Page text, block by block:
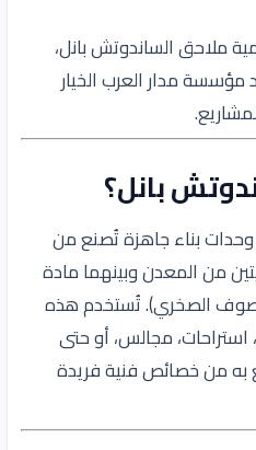
ملاحق الساندوتش بانل،
مؤسسة مدار العرب الخيار
بانل؟
بناء جاهزة تُصنع من
من المعدن وبينهما مادة
الصوف الصخري). تُستخدم هذه
استراحات، مجالس، أو حتى
به من خصائص فنية فريدة